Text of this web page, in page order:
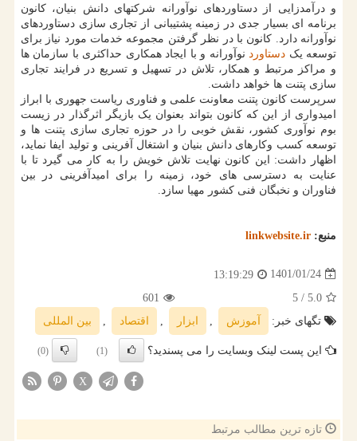
و درآمدزایی از دستاوردهای نوآورانه شرکتهای دانش بنیان، کانون
برنامه ای بسیار جدی در زمینه پشتیبانی از تجاری سازی دستاوردهای
نوآورانه دارد. کانون با در نظر گرفتن مجموعه خدمات مورد نیاز برای
توسعه یک دستاورد نوآورانه و با ایجاد همکاری حداکثری با سازمان ها
و مراکز مرتبط و همکار، تلاش در تسهیل و تسریع در فرایند تجاری
سازی پتنت ها خواهد داشت.
سرپرست کانون پتنت معاونت علمی و فناوری ریاست جهوری با ابراز
امیدواری از این که کانون بتواند بعنوان یک بازیگر اثرگذار در زیست
بوم نوآوری کشور، نقش خوبی را در حوزه تجاری سازی پتنت ها و
توسعه کسب وکارهای دانش بنیان و اشتغال آفرینی و تولید ایفا نماید،
اظهار داشت: این کانون نهایت تلاش خویش را به کار می گیرد تا با
عنایت به دسترسی های خود، زمینه را برای امیدآفرینی در بین
فناوران و نخبگان فنی کشور مهیا سازد.
منبع: linkwebsite.ir
1401/01/24
13:19:29
5.0
/ 5
601
تگهای خبر:
آموزش , ابزار , اقتصاد , بین المللی
این پست لینک وبسایت را می پسندید؟ (1)
(0)
X
تازه ترین مطالب مرتبط